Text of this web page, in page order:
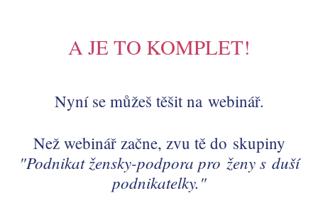
A JE TO KOMPLET!
Nyní se můžeš těšit na webinář.
Než webinář začne, zvu tě do skupiny
"Podnikat žensky-podpora pro ženy s duší
podnikatelky."